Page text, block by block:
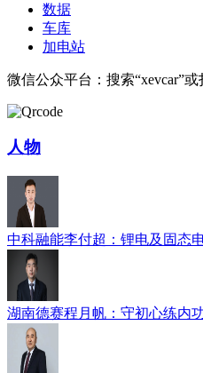
数据
车库
加电站
微信公众平台：搜索“xevcar”
人物
中科融能李付超：锂电及固态
湖南德赛程月帆：守初心练内